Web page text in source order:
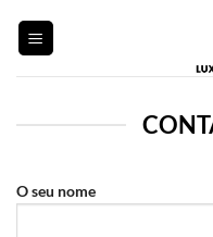
para
O seu nome